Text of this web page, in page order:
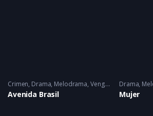
Crimen, Drama, Melodrama, Venganza 2025
Avenida Brasil
Drama,
Mujer